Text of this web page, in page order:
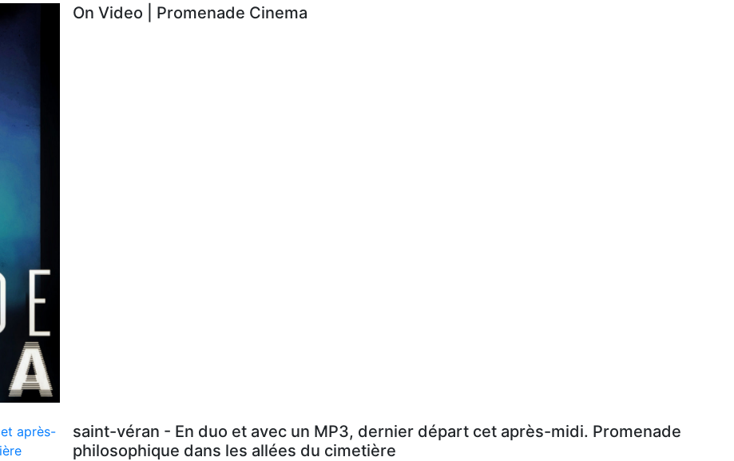
On Video | Promenade Cinema
saint-véran - En duo et avec un MP3, dernier départ cet après-midi. Promenade
philosophique dans les allées du cimetière